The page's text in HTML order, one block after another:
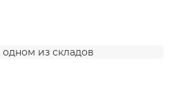
из складов